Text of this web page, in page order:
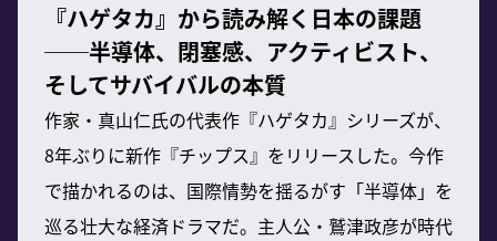
『ハゲタカ』から読み解く日本の課題
──半導体、閉塞感、アクティビスト、
そしてサバイバルの本質
作家・真山仁氏の代表作『ハゲタカ』シリーズが、
8年ぶりに新作『チップス』をリリースした。今作
で描かれるのは、国際情勢を揺るがす「半導体」を
巡る壮大な経済ドラマだ。主人公・鷲津政彦が時代